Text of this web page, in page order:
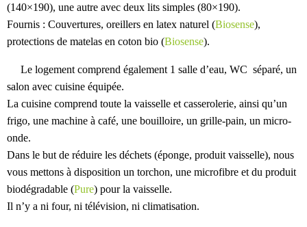
(140×190), une autre avec deux lits simples (80×190).
Fournis : Couvertures, oreillers en latex naturel (Biosense),
protections de matelas en coton bio (Biosense).
Le logement comprend également 1 salle d’eau, WC séparé, un
salon avec cuisine équipée.
La cuisine comprend toute la vaisselle et casserolerie, ainsi qu’un
frigo, une machine à café, une bouilloire, un grille-pain, un micro-
onde.
Dans le but de réduire les déchets (éponge, produit vaisselle), nous
vous mettons à disposition un torchon, une microfibre et du produit
biodégradable (Pure) pour la vaisselle.
Il n’y a ni four, ni télévision, ni climatisation.